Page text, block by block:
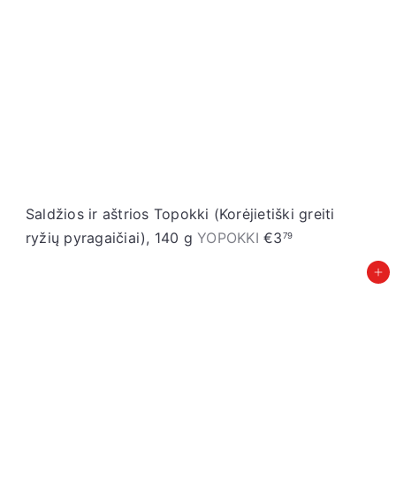
Saldžios ir aštrios Topokki (Korėjietiški greiti
ryžių pyragaičiai), 140 gYOPOKKI€379
Įdėti į krepšelį